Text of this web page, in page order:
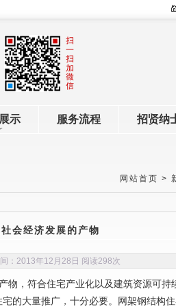
示 服务流程 招贤纳
网站首页 >
会经济发展的产物
：2013年12月28日 阅读298次
，符合住宅产业化以及建筑资源可持
大量推广，十分必要。网架钢结构